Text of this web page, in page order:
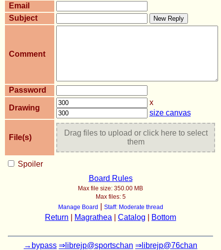
Email
Subject
New Reply
Comment
Password
Drawing
x
size canvas
File(s)
Drag files to upload or click here to select
them
Spoiler
Board Rules
Max file size: 350.00 MB
Max files: 5
Manage Board
Staff: Moderate thread
Return Magrathea Catalog Bottom
→bypass ⇒librejp@sportschan ⇒librejp@76chan